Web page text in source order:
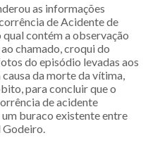
as informações
de Acidente de
contém a observação
chamado, croqui do
do episódio levadas aos
da morte da vítima,
para concluir que o
de acidente
buraco existente entre
Godeiro.